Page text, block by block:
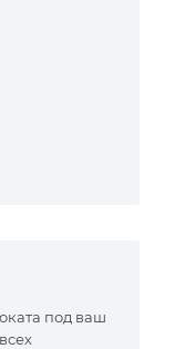
под ваш